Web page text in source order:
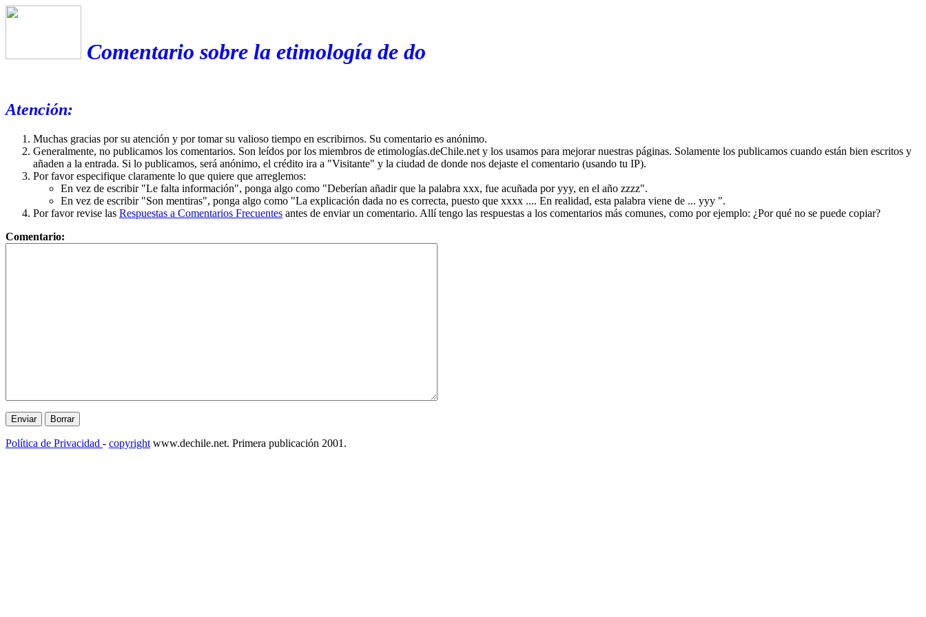
Comentario sobre la etimología de do
Atención:
Muchas gracias por su atención y por tomar su valioso tiempo en escribirnos. Su comentario es anónimo.
Generalmente, no publicamos los comentarios. Son leídos por los miembros de etimologías.deChile.net y los usamos para mejorar nuestras páginas. Solamente los publicamos cuando están bien escritos y
añaden a la entrada. Si lo publicamos, será anónimo, el crédito ira a "Visitante" y la ciudad de donde nos dejaste el comentario (usando tu IP).
Por favor especifique claramente lo que quiere que arreglemos:
En vez de escribir "Le falta información", ponga algo como "Deberían añadir que la palabra xxx, fue acuñada por yyy, en el año zzzz".
En vez de escribir "Son mentiras", ponga algo como "La explicación dada no es correcta, puesto que xxxx .... En realidad, esta palabra viene de ... yyy ".
Por favor revise las Respuestas a Comentarios Frecuentes antes de enviar un comentario. Allí tengo las respuestas a los comentarios más comunes, como por ejemplo: ¿Por qué no se puede copiar?
Comentario:
Política de Privacidad - copyright www.dechile.net. Primera publicación 2001.